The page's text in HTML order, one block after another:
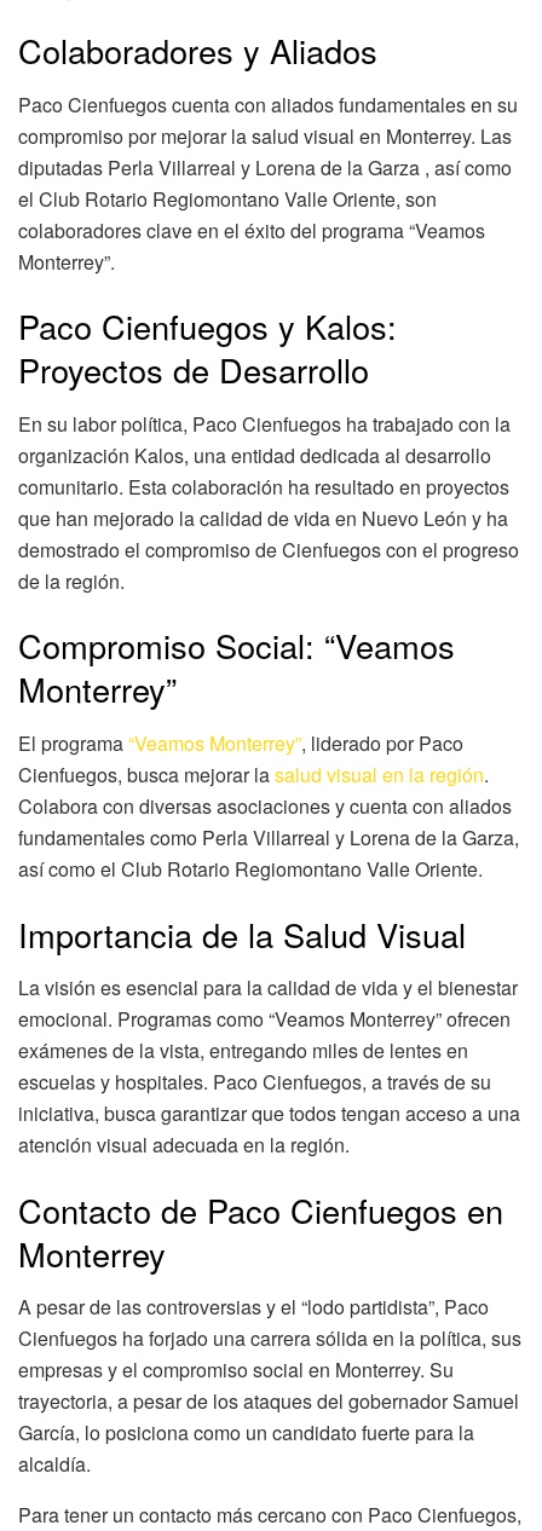
Colaboradores y Aliados
Paco Cienfuegos cuenta con aliados fundamentales en su
compromiso por mejorar la salud visual en Monterrey. Las
diputadas Perla Villarreal y Lorena de la Garza , así como
el Club Rotario Regiomontano Valle Oriente, son
colaboradores clave en el éxito del programa “Veamos
Monterrey”.
Paco Cienfuegos y Kalos:
Proyectos de Desarrollo
En su labor política, Paco Cienfuegos ha trabajado con la
organización Kalos, una entidad dedicada al desarrollo
comunitario. Esta colaboración ha resultado en proyectos
que han mejorado la calidad de vida en Nuevo León y ha
demostrado el compromiso de Cienfuegos con el progreso
de la región.
Compromiso Social: “Veamos
Monterrey”
El programa“Veamos Monterrey”, liderado por Paco
Cienfuegos, busca mejorar lasalud visual en la región.
Colabora con diversas asociaciones y cuenta con aliados
fundamentales como Perla Villarreal y Lorena de la Garza,
así como el Club Rotario Regiomontano Valle Oriente.
Importancia de la Salud Visual
La visión es esencial para la calidad de vida y el bienestar
emocional. Programas como “Veamos Monterrey” ofrecen
exámenes de la vista, entregando miles de lentes en
escuelas y hospitales. Paco Cienfuegos, a través de su
iniciativa, busca garantizar que todos tengan acceso a una
atención visual adecuada en la región.
Contacto de Paco Cienfuegos en
Monterrey
A pesar de las controversias y el “lodo partidista”, Paco
Cienfuegos ha forjado una carrera sólida en la política, sus
empresas y el compromiso social en Monterrey. Su
trayectoria, a pesar de los ataques del gobernador Samuel
García, lo posiciona como un candidato fuerte para la
alcaldía.
Para tener un contacto más cercano con Paco Cienfuegos,